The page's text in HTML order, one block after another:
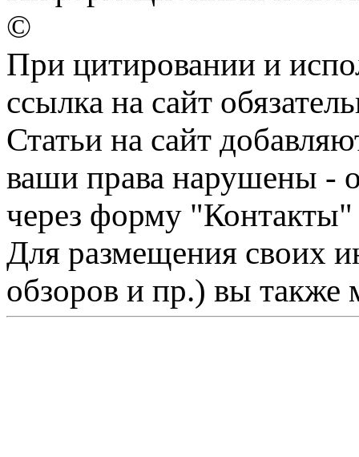
©
При цитировании и
ссылка на сайт
Статьи на сайт
ваши права нарушены -
через форму "Контакты"
Для размещения своих
обзоров и пр.) вы также